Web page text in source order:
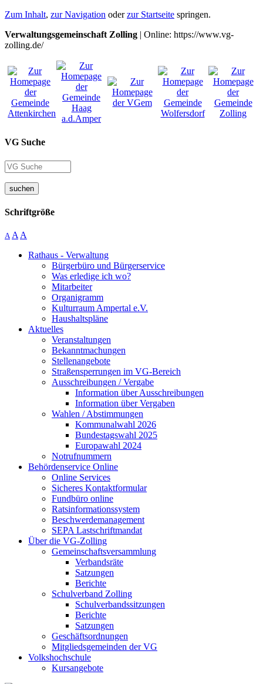
Zum Inhalt, zur Navigation oderzur Startseite springen.
Verwaltungsgemeinschaft Zolling | Online: https://www.vg-
zolling.de/
VG Suche
suchen
Schriftgröße
A A A
Rathaus - Verwaltung
Bürgerbüro und Bürgerservice
Was erledige ich wo?
Mitarbeiter
Organigramm
Kulturraum Ampertal e.V.
Haushaltspläne
Aktuelles
Veranstaltungen
Bekanntmachungen
Stellenangebote
Straßensperrungen im VG-Bereich
Ausschreibungen / Vergabe
Information über Ausschreibungen
Information über Vergaben
Wahlen / Abstimmungen
Kommunalwahl 2026
Bundestagswahl 2025
Europawahl 2024
Notrufnummern
Behördenservice Online
Online Services
Sicheres Kontaktformular
Fundbüro online
Ratsinformationssystem
Beschwerdemanagement
SEPA Lastschriftmandat
Über die VG-Zolling
Gemeinschaftsversammlung
Verbandsräte
Satzungen
Berichte
Schulverband Zolling
Schulverbandssitzungen
Berichte
Satzungen
Geschäftsordnungen
Mitgliedsgemeinden der VG
Volkshochschule
Kursangebote